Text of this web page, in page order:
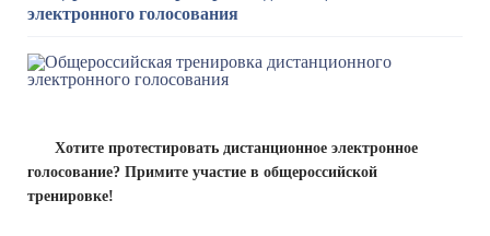
электронного голосования
Хотите протестировать дистанционное электронное
голосование? Примите участие в общероссийской
тренировке!